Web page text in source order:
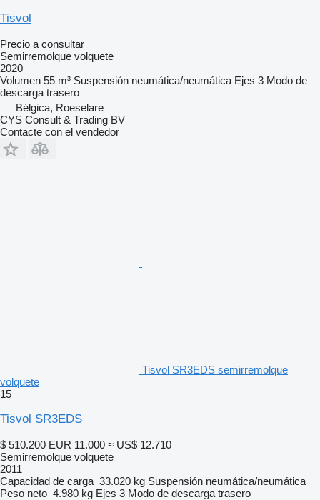
Tisvol
Precio a consultar
Semirremolque volquete
2020
Volumen 55 m³ Suspensión neumática/neumática Ejes 3 Modo de
descarga trasero
Bélgica, Roeselare
CYS Consult & Trading BV
Contacte con el vendedor
Tisvol SR3EDS semirremolque
volquete
15
Tisvol SR3EDS
$ 510.200 EUR 11.000 ≈ US$ 12.710
Semirremolque volquete
2011
Capacidad de carga 33.020 kg Suspensión neumática/neumática
Peso neto 4.980 kg Ejes 3 Modo de descarga trasero